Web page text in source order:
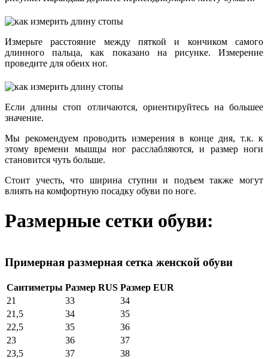
Измерьте расстояние между пяткой и кончиком самого
длинного пальца, как показано на рисунке. Измерение
проведите для обеих ног.
Если длины стоп отличаются, ориентируйтесь на большее
значение.
Мы рекомендуем проводить измерения в конце дня, т.к. к
этому времени мышцы ног расслабляются, и размер ноги
становится чуть больше.
Стоит учесть, что ширина ступни и подъем также могут
влиять на комфортную посадку обуви по ноге.
Размерные сетки обуви:
Примерная размерная сетка женской обуви
Сантиметры Размер RUS Размер EUR
21
33
34
21,5
34
35
22,5
35
36
23
36
37
23,5
37
38